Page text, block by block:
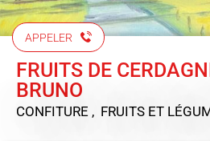
APPELER
FRUITS DE
BRUNO
CONFITURE , FRUITS ET